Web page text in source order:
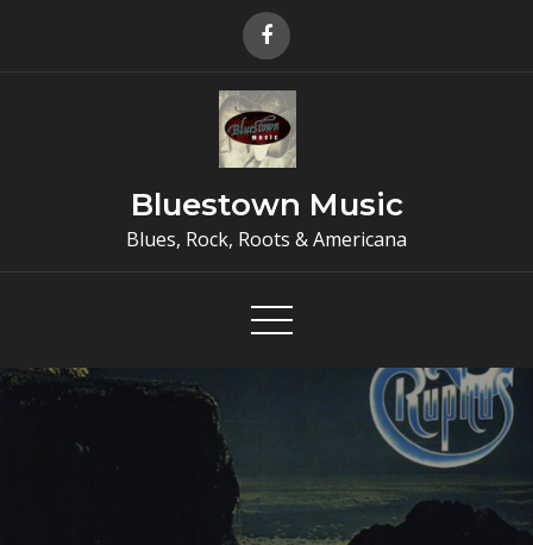
Bluestown Music
Blues, Rock, Roots & Americana